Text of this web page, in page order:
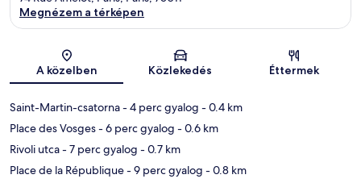
Térkép
Megnézem a térképen
A közelben Közlekedés Éttermek
Saint-Martin-csatorna- 4 perc gyalog - 0.4 km
Place des Vosges- 6 perc gyalog - 0.6 km
Rivoli utca- 7 perc gyalog - 0.7 km
Place de la République- 9 perc gyalog - 0.8 km